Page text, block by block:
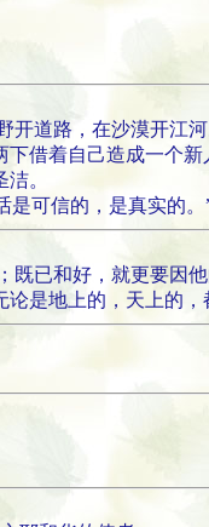
道路，在沙漠开江河
借着自己造成一个新
。
是可信的，是真实的。
已和好，就更要因他
是地上的，天上的，